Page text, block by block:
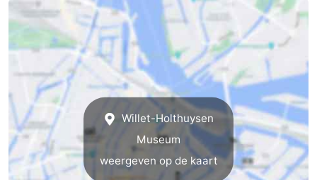
Willet-Holthuysen
Museum
weergeven op de kaart